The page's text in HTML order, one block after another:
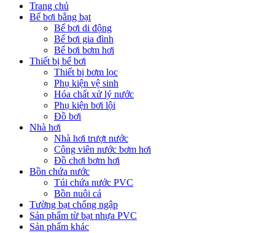
Trang chủ
Bể bơi bằng bạt
Bể bơi di động
Bể bơi gia đình
Bể bơi bơm hơi
Thiết bị bể bơi
Thiết bị bơm lọc
Phụ kiện vệ sinh
Hóa chất xử lý nước
Phụ kiện bơi lội
Đồ bơi
Nhà hơi
Nhà hơi trượt nước
Công viên nước bơm hơi
Đồ chơi bơm hơi
Bồn chứa nước
Túi chứa nước PVC
Bồn nuôi cá
Tường bạt chống ngập
Sản phẩm từ bạt nhựa PVC
Sản phẩm khác